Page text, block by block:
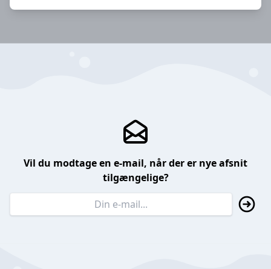
Vil du modtage en e-mail, når der er nye afsnit
tilgængelige?